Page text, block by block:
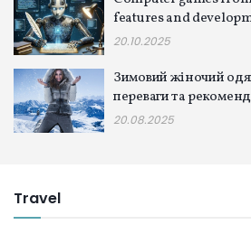
features and
20.10.2025
Зимовий жіночий
переваги та
20.08.2025
Travel